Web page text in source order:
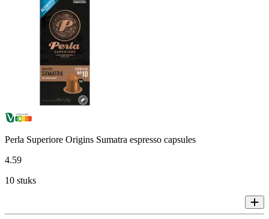
Perla Superiore Origins Sumatra espresso capsules
4.59
10 stuks